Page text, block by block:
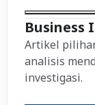
Business
Artikel
analisis
investigasi.